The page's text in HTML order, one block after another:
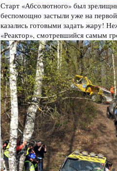
Старт «Абсолютного» был
беспомощно застыли уже на
казались готовыми задать жару!
«Реактор», смотревшийся самым